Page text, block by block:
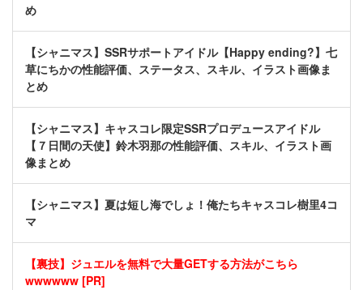
め
【シャニマス】SSRサポートアイドル【Happy ending?】七
草にちかの性能評価、ステータス、スキル、イラスト画像ま
とめ
【シャニマス】キャスコレ限定SSRプロデュースアイドル
【７日間の天使】鈴木羽那の性能評価、スキル、イラスト画
像まとめ
【シャニマス】夏は短し海でしょ！俺たちキャスコレ樹里4コ
マ
【裏技】ジュエルを無料で大量GETする方法がこちら
wwwwww [PR]